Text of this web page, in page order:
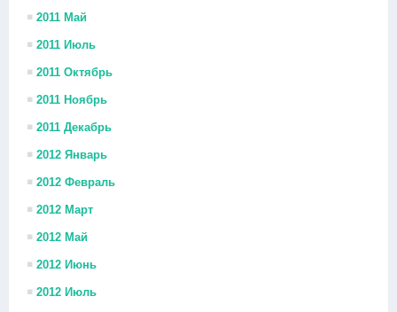
2011 Май
2011 Июль
2011 Октябрь
2011 Ноябрь
2011 Декабрь
2012 Январь
2012 Февраль
2012 Март
2012 Май
2012 Июнь
2012 Июль